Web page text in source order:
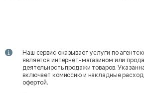
Наш сервис оказывает услуги по
является интернет-магазином или
деятельность продажи товаров.
включает комиссию и накладные
офертой.